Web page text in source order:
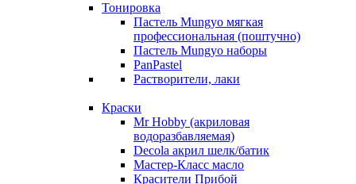
Тонировка
Пастель Mungyo мягкая
профессиональная (поштучно)
Пастель Mungyo наборы
PanPastel
Растворители, лаки
Краски
Mr Hobby (акриловая
водоразбавляемая)
Decola акрил шелк/батик
Мастер-Класс масло
Красители Прибой